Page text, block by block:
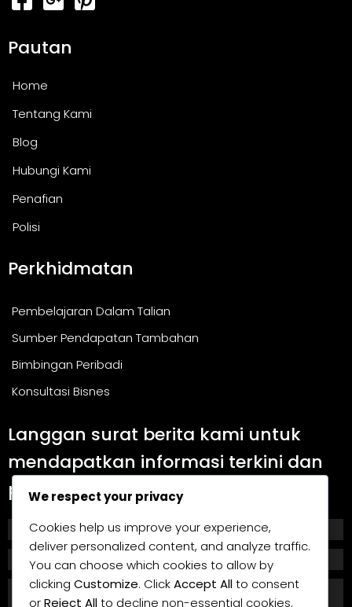
Pautan
Home
Tentang Kami
Blog
Hubungi Kami
Penafian
Polisi
Perkhidmatan
Pembelajaran Dalam Talian
Sumber Pendapatan Tambahan
Bimbingan Peribadi
Konsultasi Bisnes
Langgan surat berita kami untuk
mendapatkan informasi terkini dan
panduan berguna.
We respect your privacy
Cookies help us improve your experience,
deliver personalized content, and analyze traffic.
You can choose which cookies to allow by
clicking Customize. ClickAccept Allto consent
orReject Allto decline non-essential cookies.